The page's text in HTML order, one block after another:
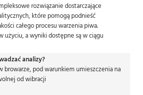
rozwiązanie dostarczające
które pomogą podnieść
całego procesu warzenia piwa.
użyciu, a wyniki dostępne są w ciągu
analizy?
browarze, pod warunkiem umieszczenia na
od wibracji